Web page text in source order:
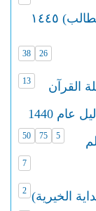
الدورة العلمية المكثفة (شرح دليل الطالب) ١٤٤٥
38 26
القرآن 13
1440
50 75 5
7
الخيرية) 2